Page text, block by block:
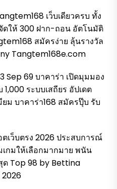
เว็บเดียวครบ ทั้ง
ดให้ 300 ฝาก-ถอน อัตโนมัติ
สมัครง่าย ลุ้นรางวัล
Tangtem168e.com
Sep 69 บาคาร่า เปิดมุมมอง
ระบบเสถียร อัปเดต
ม บาคาร่า168 สมัครปุ๊บ รับ
ว็บตรง 2026 ประสบการณ์
เกมให้เลือกมากมาย พนัน
ด Top 98 by Bettina